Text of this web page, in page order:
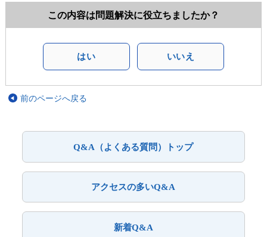
この内容は問題解決に役立ちましたか？
はい いいえ
前のページへ戻る
Q&A（よくある質問）トップ
アクセスの多いQ&A
新着Q&A